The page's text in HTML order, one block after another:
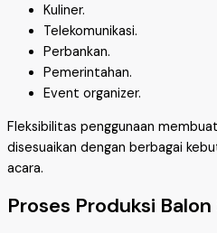
Kuliner.
Telekomunikasi.
Perbankan.
Pemerintahan.
Event organizer.
Fleksibilitas penggunaan
disesuaikan dengan berbagai
acara.
Proses Produksi